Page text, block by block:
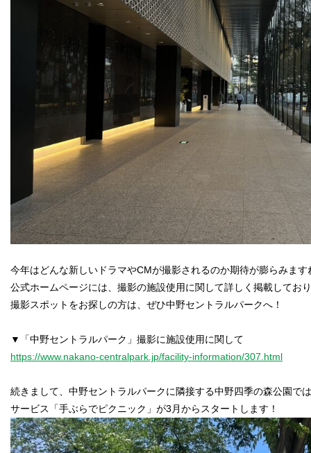
今年はどんな新しいドラマやCMが撮影されるのか期待が膨らみます
公式ホームページには、撮影の施設使用に関して詳しく掲載してお
撮影スポットをお探しの方は、ぜひ中野セントラルパークへ！
https://www.nakano-centralpark.jp/facility-information/307.html
続きまして、中野セントラルパークに隣接する中野四季の森公園で